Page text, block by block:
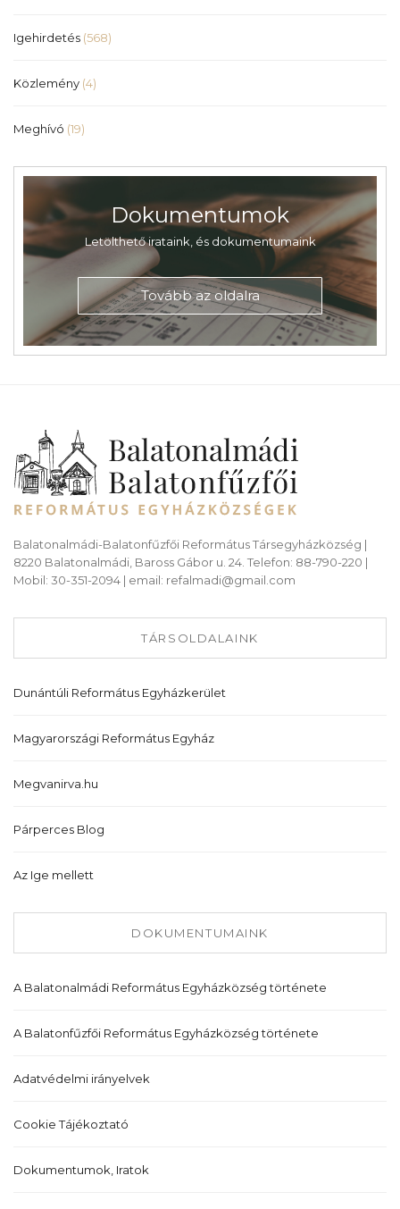
Igehirdetés (568)
Közlemény (4)
Meghívó (19)
Dokumentumok
Letölthető irataink, és dokumentumaink
Tovább az oldalra
Balatonalmádi-Balatonfűzfői Református Társegyházközség |
8220 Balatonalmádi, Baross Gábor u. 24. Telefon: 88-790-220 |
Mobil: 30-351-2094 | email: refalmadi@gmail.com
TÁRSOLDALAINK
Dunántúli Református Egyházkerület
Magyarországi Református Egyház
Megvanirva.hu
Párperces Blog
Az Ige mellett
DOKUMENTUMAINK
A Balatonalmádi Református Egyházközség története
A Balatonfűzfői Református Egyházközség története
Adatvédelmi irányelvek
Cookie Tájékoztató
Dokumentumok, Iratok